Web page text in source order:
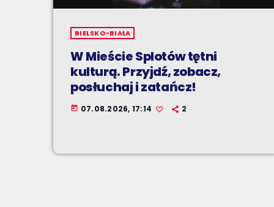
BIELSKO-BIAŁA
W Mieście Splotów tętni
kulturą. Przyjdź, zobacz,
posłuchaj i zatańcz!
today 07.08.2026, 17:14 2